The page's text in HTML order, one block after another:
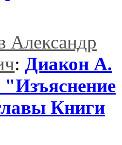
Александр
: Диакон А.
"Изъяснение
Книги